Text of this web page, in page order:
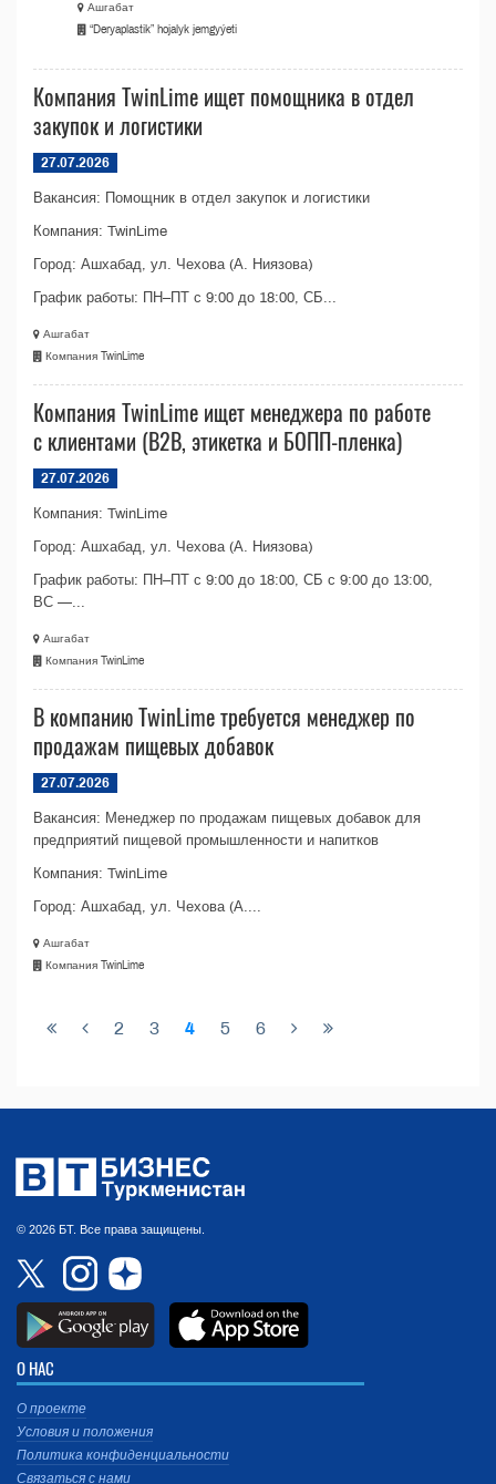
Ашгабат
“Deryaplastik” hojalyk jemgyýeti
Компания TwinLime ищет помощника в отдел
закупок и логистики
27.07.2026
Вакансия: Помощник в отдел закупок и логистики
Компания: TwinLime
Город: Ашхабад, ул. Чехова (А. Ниязова)
График работы: ПН–ПТ с 9:00 до 18:00, СБ...
Ашгабат
Компания TwinLime
Компания TwinLime ищет менеджера по работе
с клиентами (B2B, этикетка и БОПП-пленка)
27.07.2026
Компания: TwinLime
Город: Ашхабад, ул. Чехова (А. Ниязова)
График работы: ПН–ПТ с 9:00 до 18:00, СБ с 9:00 до 13:00,
ВС —...
Ашгабат
Компания TwinLime
В компанию TwinLime требуется менеджер по
продажам пищевых добавок
27.07.2026
Вакансия: Менеджер по продажам пищевых добавок для
предприятий пищевой промышленности и напитков
Компания: TwinLime
Город: Ашхабад, ул. Чехова (А....
Ашгабат
Компания TwinLime
2 3 4 5 6
© 2026 БТ. Все права защищены.
О НАС
О проекте
Условия и положения
Политика конфиденциальности
Связаться с нами